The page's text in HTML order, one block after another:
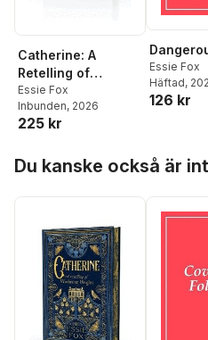
Catherine: A
Retelling of
Wuthering Heights
Essie Fox
Inbunden, 2026
225 kr
Essie Fox
Häftad,
126 kr
Du kanske också är